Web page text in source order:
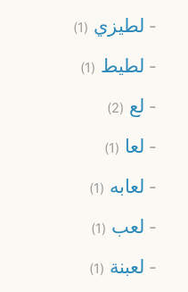
لطيزي (1)
لطيط (1)
لع (2)
لعا (1)
لعابه (1)
لعب (1)
لعبنة (1)